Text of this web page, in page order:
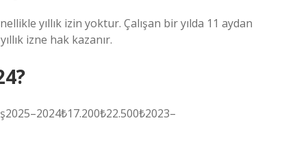
yıllık izin yoktur. Çalışan bir yılda 11 aydan
izne hak kazanır.